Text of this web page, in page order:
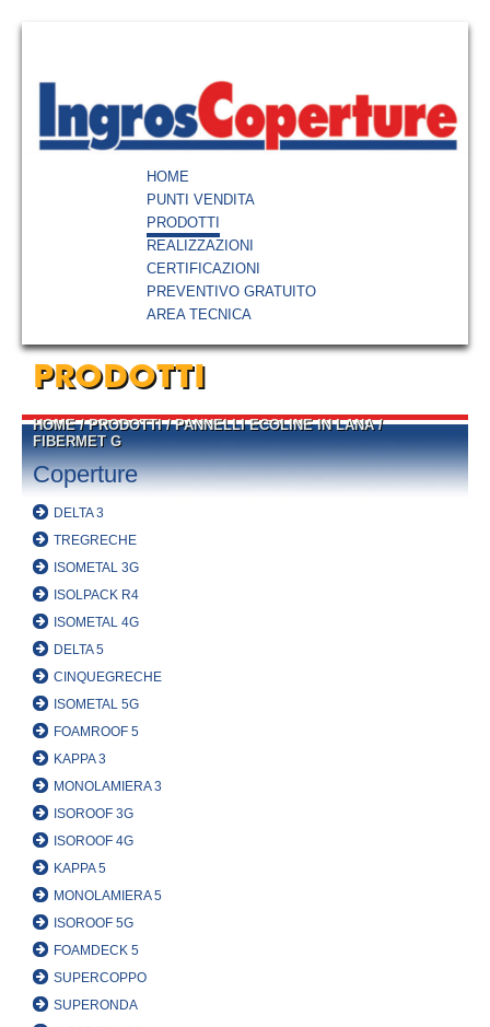
HOME
PUNTI VENDITA
PRODOTTI
REALIZZAZIONI
CERTIFICAZIONI
PREVENTIVO GRATUITO
AREA TECNICA
PRODOTTI
HOME/PRODOTTI/PANNELLI ECOLINE IN LANA/
FIBERMET G
Coperture
DELTA 3
TREGRECHE
ISOMETAL 3G
ISOLPACK R4
ISOMETAL 4G
DELTA 5
CINQUEGRECHE
ISOMETAL 5G
FOAMROOF 5
KAPPA 3
MONOLAMIERA 3
ISOROOF 3G
ISOROOF 4G
KAPPA 5
MONOLAMIERA 5
ISOROOF 5G
FOAMDECK 5
SUPERCOPPO
SUPERONDA